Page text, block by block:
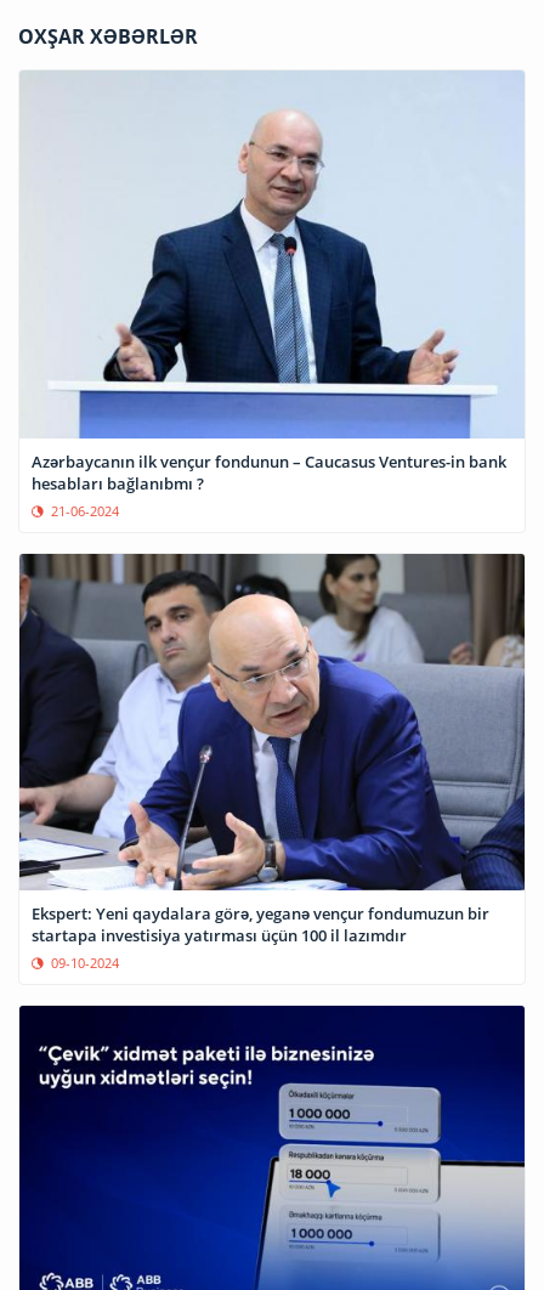
OXŞAR XƏBƏRLƏR
Azərbaycanın ilk vençur fondunun – Caucasus Ventures-in bank
hesabları bağlanıbmı ?
21-06-2024
Ekspert: Yeni qaydalara görə, yeganə vençur fondumuzun bir
startapa investisiya yatırması üçün 100 il lazımdır
09-10-2024